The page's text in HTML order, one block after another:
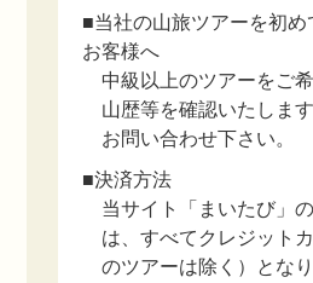
■当社の山旅ツアーを初め
お客様へ
中級以上のツアーをご
山歴等を確認いたしま
お問い合わせ下さい。
■決済方法
当サイト「まいたび」
は、すべてクレジット
のツアーは除く）とな